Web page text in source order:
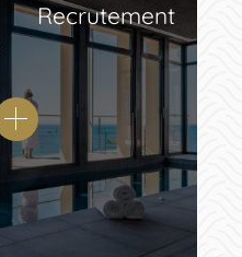
Recrutement